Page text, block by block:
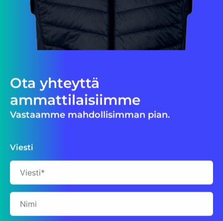
Ota yhteyttä
ammattilaisiimme
Vastaamme mahdollisimman pian.
Viesti